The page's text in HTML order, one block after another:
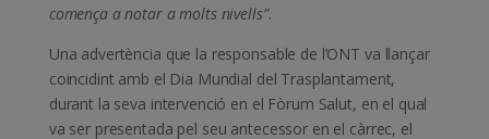
comença a notar a molts nivells”.
Una advertència que la responsable de l’ONT va llançar
coincidint amb el Dia Mundial del Trasplantament,
durant la seva intervenció en el Fòrum Salut, en el qual
va ser presentada pel seu antecessor en el càrrec, el